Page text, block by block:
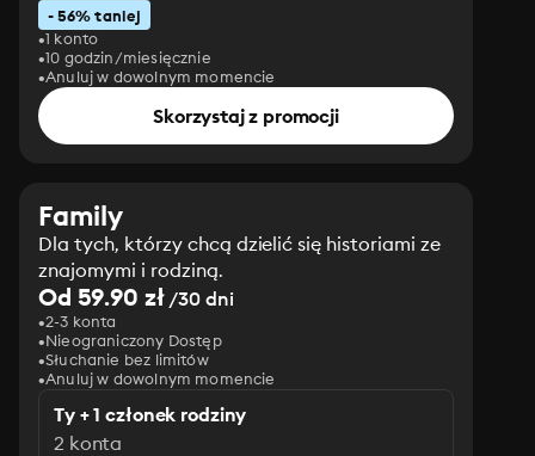
- 56% taniej
1 konto
10 godzin/miesięcznie
Anuluj w dowolnym momencie
Skorzystaj z promocji
Family
Dla tych, którzy chcą dzielić się historiami ze
znajomymi i rodziną.
Od 59.90 zł/30 dni
2-3 konta
Nieograniczony Dostęp
Słuchanie bez limitów
Anuluj w dowolnym momencie
Ty + 1 członek rodziny
2 konta